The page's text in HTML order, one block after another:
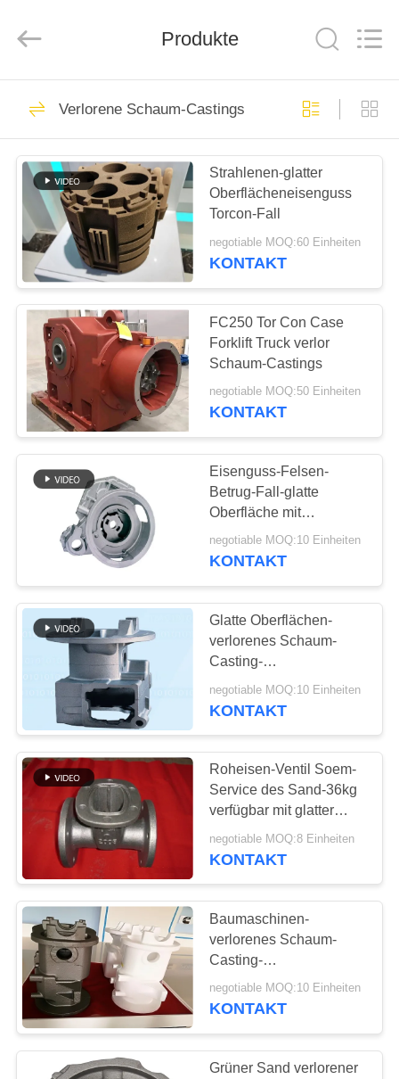
HAUS
PRODUKTE
ÜBER
UNS
FABRIK-
AUSFLUG
QUALITÄTSKONTROLLE
TRETEN
SIE
MIT
VERBINDUNG
NACHRICHTEN
FORDERN
SIE
EIN
ZITAT
SITEMAP
PRIVACY
POLICY
Factory.
Gussteile
Graue Eisengüsse
23
Fluglageanzeiger-
Castings
Gegengewicht
30
Produkte
Verlorene Schaum-Castings
Strahlenen-glatter
Oberflächeneisenguss
Torcon-Fall
negotiable MOQ:60 Einheiten
KONTAKT
FC250 Tor Con Case
Forklift Truck verlor
Schaum-Castings
negotiable MOQ:50 Einheiten
KONTAKT
Eisenguss-Felsen-
Betrug-Fall-glatte
Oberfläche mit
Strahlenen-
Oberflächenbehandlung
negotiable MOQ:10 Einheiten
KONTAKT
Glatte Oberflächen-
verlorenes Schaum-
Casting-
Getriebegehäuse für
Gabelstapler
negotiable MOQ:10 Einheiten
KONTAKT
Roheisen-Ventil Soem-
Service des Sand-36kg
verfügbar mit glatter
Oberfläche
negotiable MOQ:8 Einheiten
KONTAKT
Baumaschinen-
verlorenes Schaum-
Casting-
Getriebegehäuse mit
genauem Maß
negotiable MOQ:10 Einheiten
KONTAKT
Grüner Sand verlorener